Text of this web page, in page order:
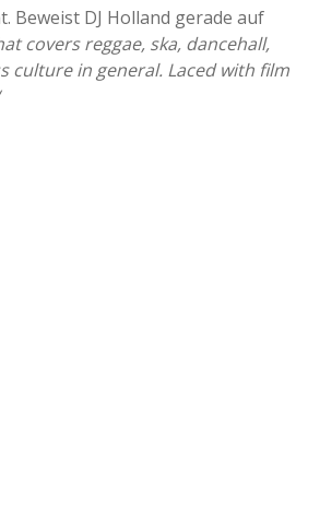
Nur mal so
Sinnwahn
2011
2012
Beweist DJ Holland gerade auf
covers reggae, ska, dancehall,
culture in general. Laced with film